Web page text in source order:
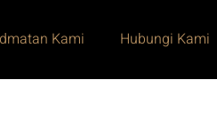
Kami Hubungi Kami